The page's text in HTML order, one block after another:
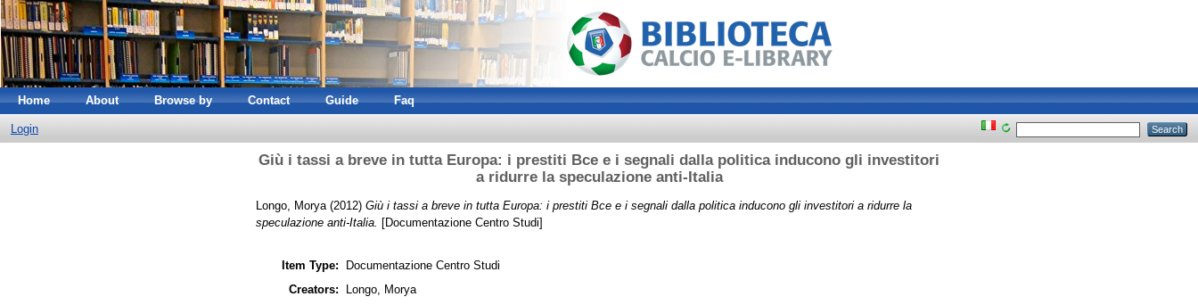
Home About Browse by Contact Guide Faq
Login
Giù i tassi a breve in tutta Europa: i prestiti Bce e i segnali dalla politica inducono gli investitori
a ridurre la speculazione anti-Italia
Longo, Morya(2012) Giù i tassi a breve in tutta Europa: i prestiti Bce e i segnali dalla politica inducono gli investitori a ridurre la
speculazione anti-Italia. [Documentazione Centro Studi]
Item Type:
Documentazione Centro Studi
Creators:
Longo, Morya